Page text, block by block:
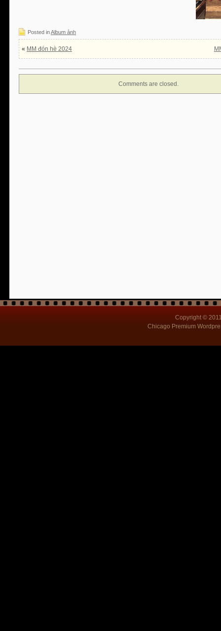
Posted inAlbum ảnh
« MM đón hè 2024
Comments are closed.
Copyright ©
Chicago Premium